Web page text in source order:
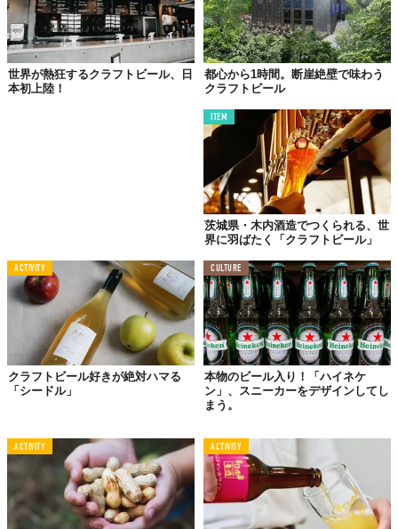
世界が熱狂するクラフトビール、日
本初上陸！
都心から1時間。断崖絶壁で味わう
クラフトビール
ITEM
茨城県・木内酒造でつくられる、世
界に羽ばたく「クラフトビール」
ACTIVITY
クラフトビール好きが絶対ハマる
「シードル」
CULTURE
本物のビール入り！「ハイネケ
ン」、スニーカーをデザインしてし
まう。
ACTIVITY ACTIVITY